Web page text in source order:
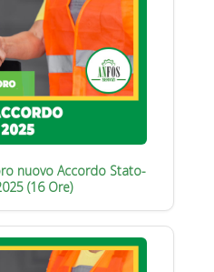
nuovo Accordo Stato-
(16 Ore)